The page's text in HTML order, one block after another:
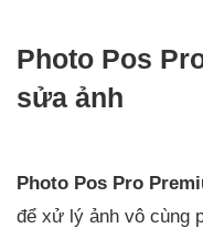
Photo Pos
sửa ảnh
Photo Pos Pro
để xử lý ảnh vô cùng